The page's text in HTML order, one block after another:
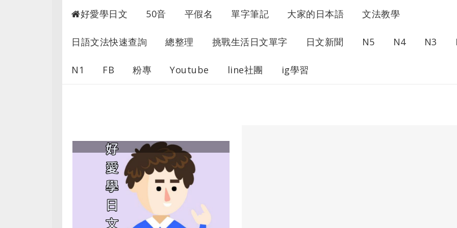
好愛學日文 50音 平假名 單字筆記 大家的日本語 文法教學
日語文法快速查詢 總整理 挑戰生活日文單字 日文新聞 N5 N4 N3
N1 FB 粉專 Youtube line社團 ig學習